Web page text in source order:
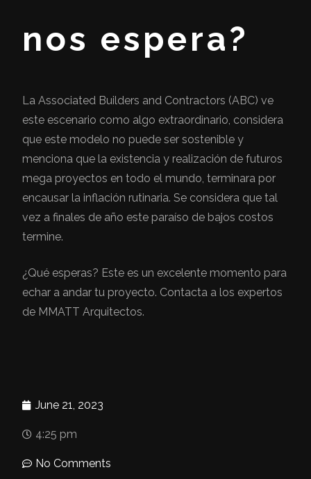
nos espera?
La Associated Builders and Contractors (ABC) ve
este escenario como algo extraordinario, considera
que este modelo no puede ser sostenible y
menciona que la existencia y realización de futuros
mega proyectos en todo el mundo, terminara por
encausar la inflación rutinaria. Se considera que tal
vez a finales de año este paraíso de bajos costos
termine.
¿Qué esperas? Este es un excelente momento para
echar a andar tu proyecto. Contacta a los expertos
de MMATT Arquitectos.
June 21, 2023
4:25 pm
No Comments